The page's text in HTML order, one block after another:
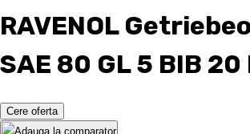
RAVENOL
SAE 80 GL 5 BIB 20
Cere oferta
Adauga la comparator